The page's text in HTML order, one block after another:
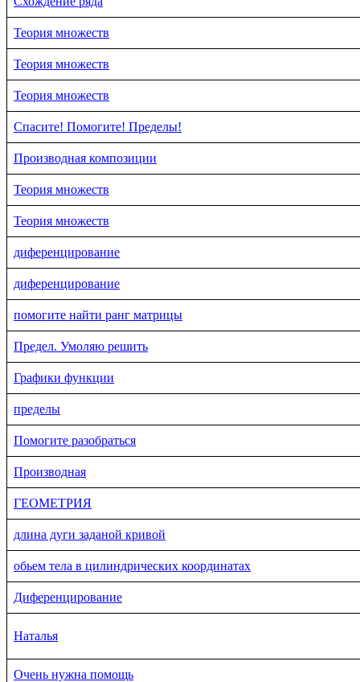
Теория множеств
Теория множеств
Теория множеств
Спасите! Помогите! Пределы!
Производная композиции
Теория множеств
Теория множеств
диференцирование
диференцирование
помогите найти ранг матрицы
Предел. Умоляю решить
Графики функции
пределы
Помогите разобраться
Производная
ГЕОМЕТРИЯ
длина дуги заданой кривой
обьем тела в цилиндрических координатах
Диференцирование
Наталья
Очень нужна помощь